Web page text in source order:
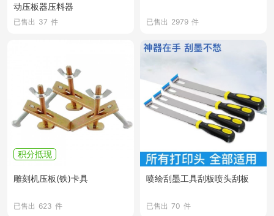
动压板器压料器
已售出 37 件 已售出 2979 件
积分抵现
雕刻机压板(铁)卡具
已售出 623 件
喷绘刮墨工具刮板喷头刮板
已售出 70 件